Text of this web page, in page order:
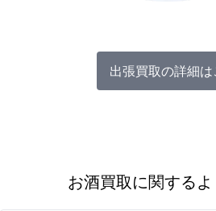
出張買取の詳細は
お酒買取に関する